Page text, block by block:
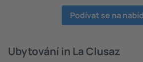
Podívat se na
Ubytování in La Clusaz